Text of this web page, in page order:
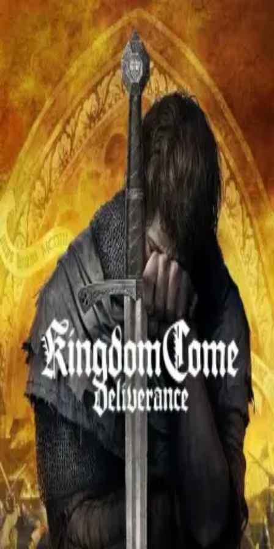
Tasogare
HomeShelfEssaysAbout
Shelf/Games/Kingdom Come: Deliverance
Kingdom Come: Deliverance
Ongoing
Генрі, син коваля з богемського села початку XV століття,
втрачає сім'ю у нападі найманців і мусить вийти у світ, до
якого не готовий - неграмотний, без досвіду, без зброї.
історична Богемія без фентезі-милиць: реальні міста,
реальна політика, реальна ієрархія, де ти дійсно ніхто.